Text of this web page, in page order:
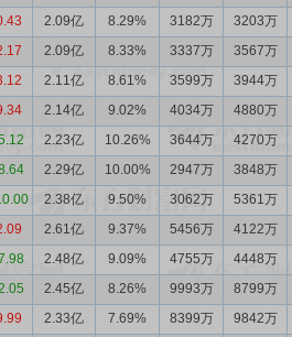
2.09亿 8.29% 3182万 3203万
2.09亿 8.33% 3337万 3567万
2.11亿 8.61% 3599万 3944万
2.14亿 9.02% 4034万 4880万
2.23亿 10.26% 3644万 4270万
2.29亿 10.00% 2947万 3848万
2.38亿 9.50% 3062万 5361万
2.61亿 9.37% 5456万 4122万
2.48亿 9.09% 4755万 4448万
2.45亿 8.26% 9993万 8799万
2.33亿 7.69% 8399万 9842万